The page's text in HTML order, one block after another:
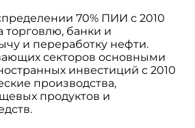
70% ПИИ с 2010
торговлю, банки и
и переработку нефти.
секторов основными
инвестиций с 2010
производства,
продуктов и